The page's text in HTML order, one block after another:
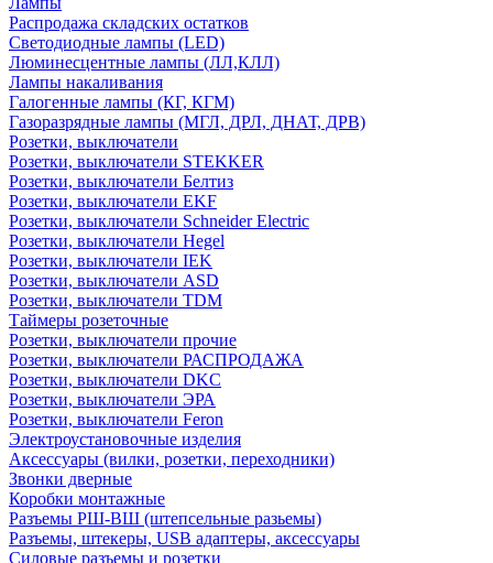
Распродажа складских остатков
Светодиодные лампы (LED)
Люминесцентные лампы (ЛЛ,КЛЛ)
Лампы накаливания
Галогенные лампы (КГ, КГМ)
Газоразрядные лампы (МГЛ, ДРЛ, ДНАТ, ДРВ)
Розетки, выключатели
Розетки, выключатели STEKKER
Розетки, выключатели Белтиз
Розетки, выключатели EKF
Розетки, выключатели Schneider Electric
Розетки, выключатели Hegel
Розетки, выключатели IEK
Розетки, выключатели ASD
Розетки, выключатели TDM
Таймеры розеточные
Розетки, выключатели прочие
Розетки, выключатели РАСПРОДАЖА
Розетки, выключатели DKC
Розетки, выключатели ЭРА
Розетки, выключатели Feron
Электроустановочные изделия
Аксессуары (вилки, розетки, переходники)
Звонки дверные
Коробки монтажные
Разъемы РШ-ВШ (штепсельные разьемы)
Разъемы, штекеры, USB адаптеры, аксессуары
Силовые разъемы и розетки